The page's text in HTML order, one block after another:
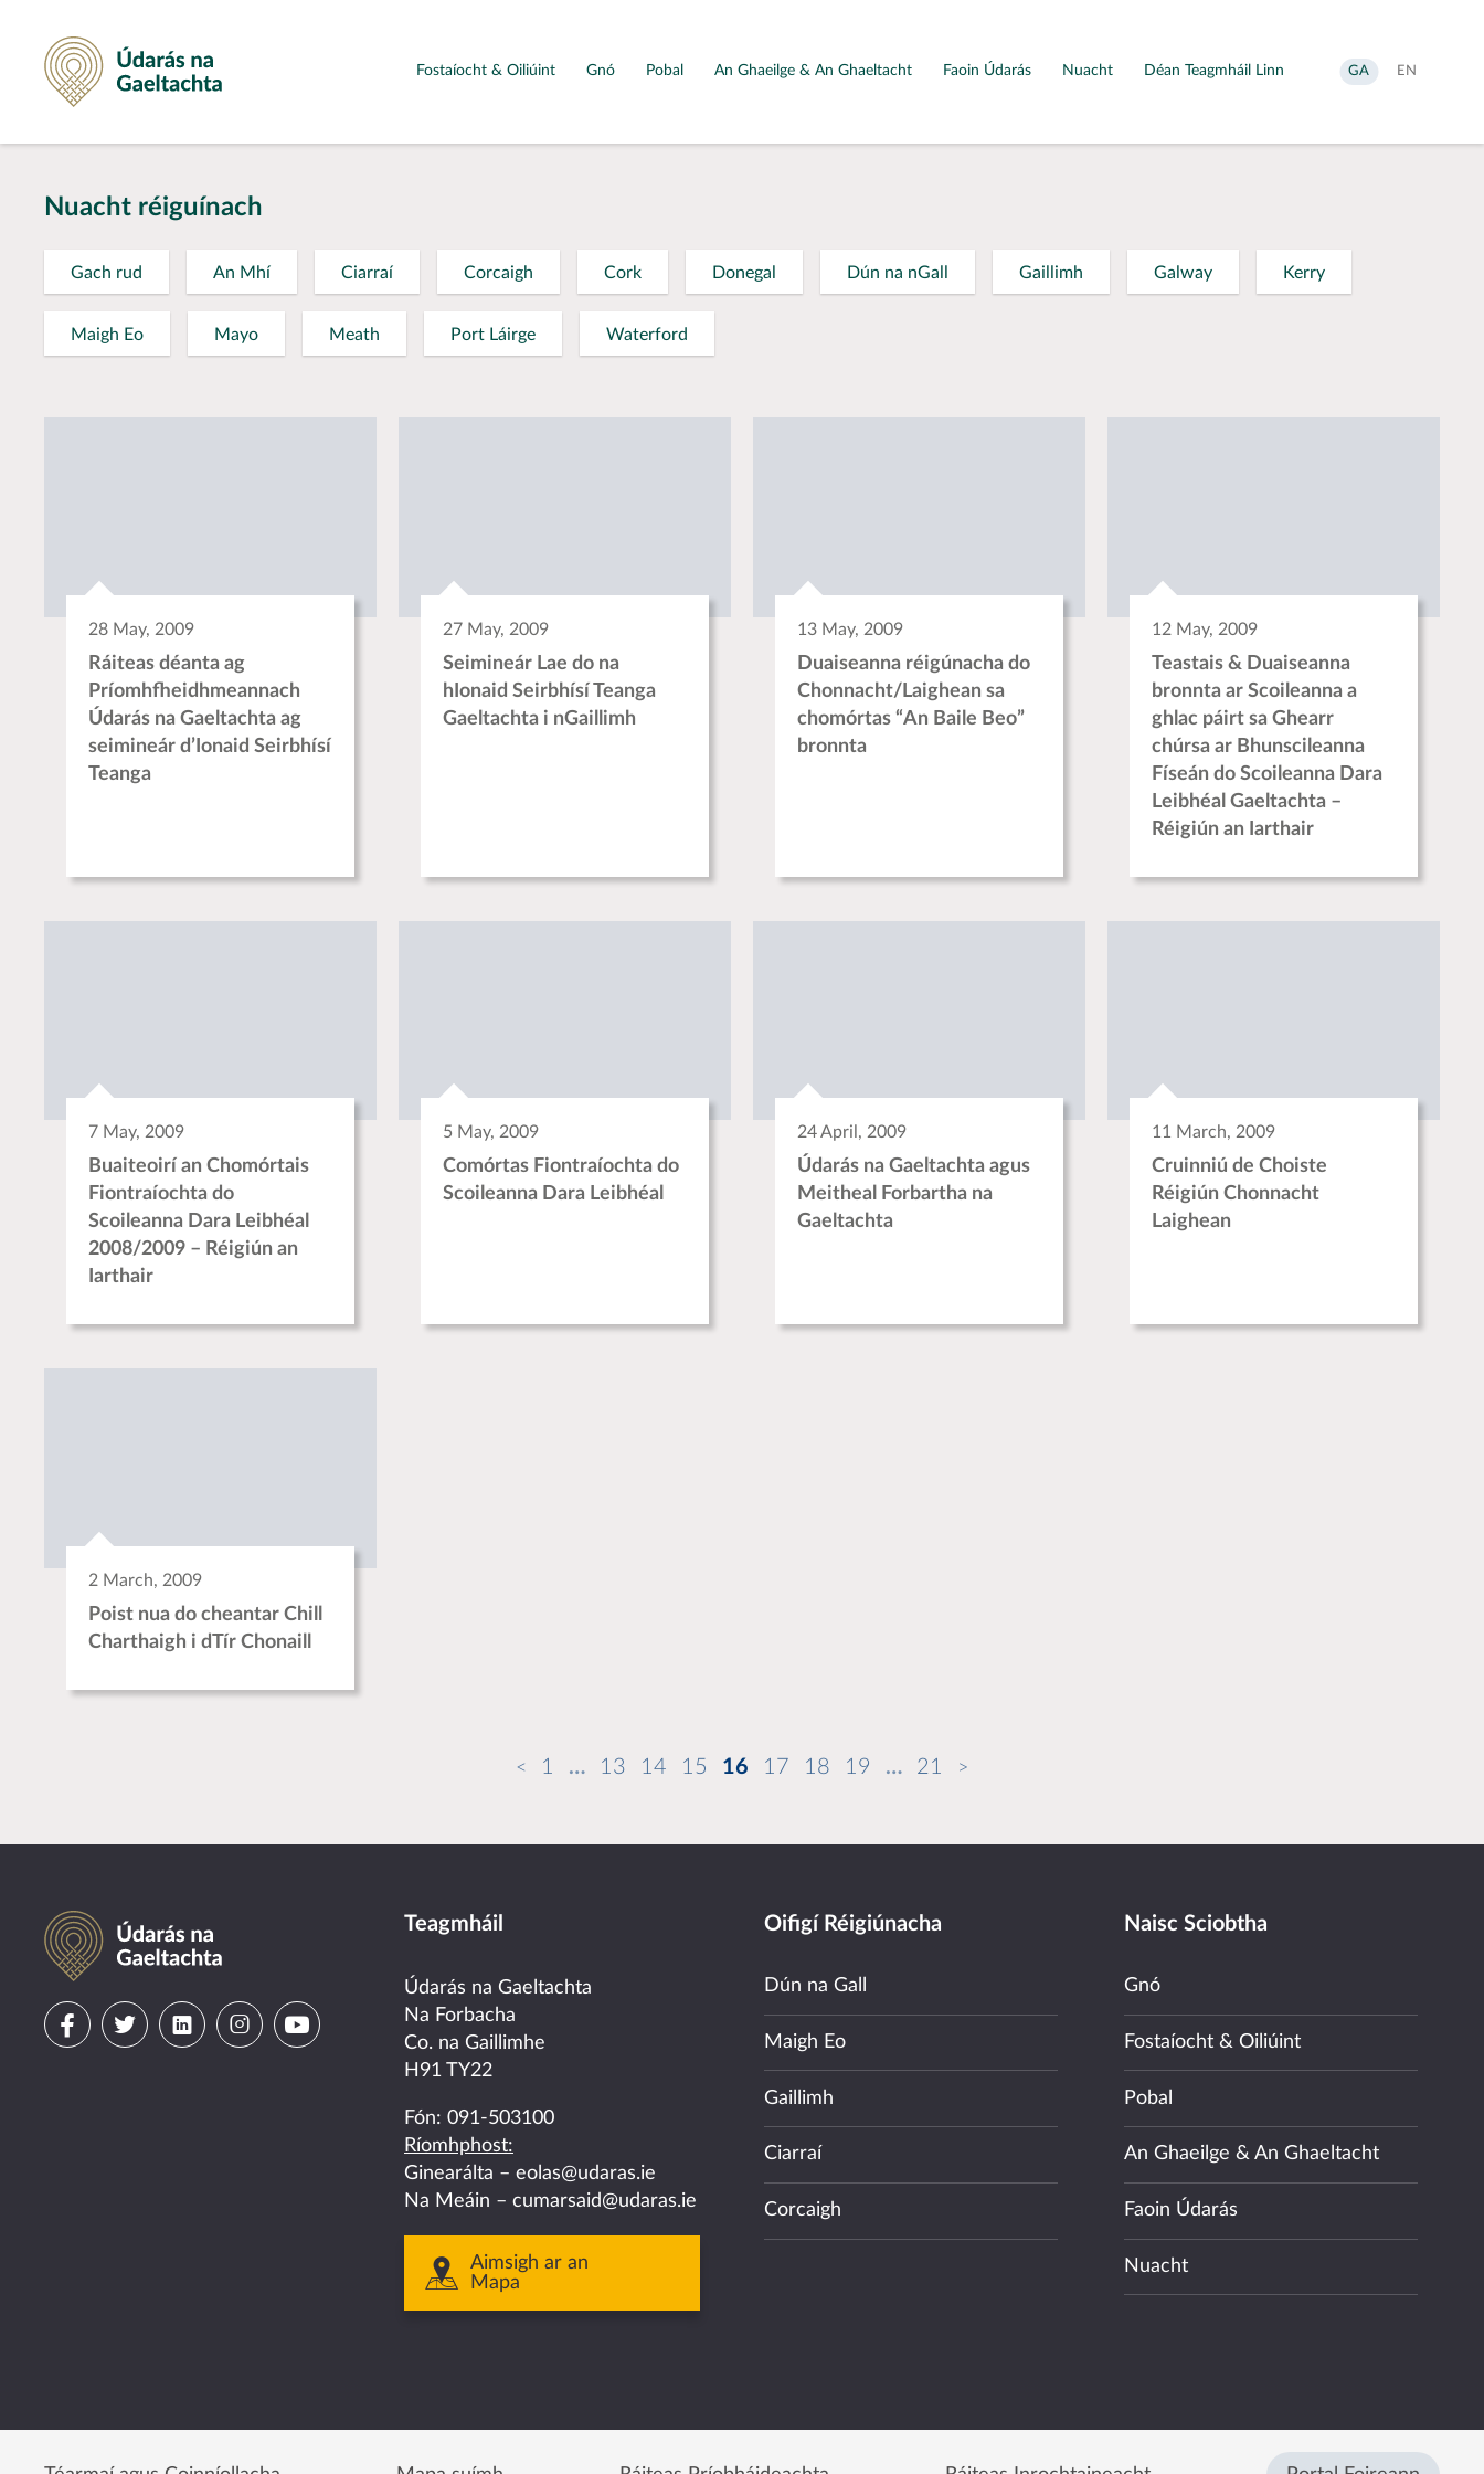
Údarás na Gaeltachta
Fostaíocht & Oiliúint Gnó Pobal An Ghaeilge & An Ghaeltacht Faoin Údarás Nuacht Déan Teagmháil Linn
Aistrigh
go
GA
Change
EN
Nuacht réiguínach
Gach rud An Mhí Ciarraí Corcaigh Cork Donegal Dún na nGall Gaillimh Galway Kerry
Maigh Eo Mayo Meath Port Láirge Waterford
28 May, 2009
Ráiteas déanta ag
Príomhfheidhmeannach
Údarás na Gaeltachta ag
seimineár d’Ionaid Seirbhísí
Teanga
27 May, 2009
Seimineár Lae do na
hIonaid Seirbhísí Teanga
Gaeltachta i nGaillimh
13 May, 2009
Duaiseanna réigúnacha do
Chonnacht/Laighean sa
chomórtas “An Baile Beo”
bronnta
12 May, 2009
Teastais & Duaiseanna
bronnta ar Scoileanna a
ghlac páirt sa Ghearr
chúrsa ar Bhunscileanna
Físeán do Scoileanna Dara
Leibhéal Gaeltachta –
Réigiún an Iarthair
7 May, 2009
Buaiteoirí an Chomórtais
Fiontraíochta do
Scoileanna Dara Leibhéal
2008/2009 – Réigiún an
Iarthair
5 May, 2009
Comórtas Fiontraíochta do
Scoileanna Dara Leibhéal
24 April, 2009
Údarás na Gaeltachta agus
Meitheal Forbartha na
Gaeltachta
11 March, 2009
Cruinniú de Choiste
Réigiún Chonnacht
Laighean
2 March, 2009
Poist nua do cheantar Chill
Charthaigh i dTír Chonaill
1 … 13 14 15 16 17 18 19 … 21
Údarás na Gaeltachta
VisitVisitVisitVisit
instagram
Visit
youtube
Teagmháil
Údarás na Gaeltachta
Na Forbacha
Co. na Gaillimhe
H91 TY22
Fón: 091-503100
Ríomhphost:
Ginearálta – eolas@udaras.ie
Na Meáin – cumarsaid@udaras.ie
Aimsigh ar an
Mapa
Oifigí Réigiúnacha
Dún na Gall
Maigh Eo
Gaillimh
Ciarraí
Corcaigh
Naisc Sciobtha
Gnó
Fostaíocht & Oiliúint
Pobal
An Ghaeilge & An Ghaeltacht
Faoin Údarás
Nuacht